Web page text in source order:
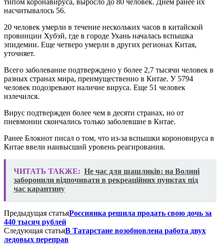
насчитывалось 56.
20 человек умерли в течение нескольких часов в китайской
провинции Хубэй, где в городе Ухань началась вспышка
эпидемии. Еще четверо умерли в других регионах Китая,
уточняет.
Всего заболевание подтверждено у более 2,7 тысячи человек в
разных странах мира, преимущественно в Китае. У 5794
человек подозревают наличие вируса. Еще 51 человек
излечился.
Вирус подтвержден более чем в десяти странах, но от
пневмонии скончались только заболевшие в Китае.
Ранее Блокнот писал о том, что из-за вспышки короновируса в
Китае ввели наивысший уровень реагирования.
ЧИТАТЬ ТАКЖЕ: Не час для шашликів: на Волині
заборонили відпочивати в рекреаційних пунктах під
час карантину
Предыдущая статьяРоссиянка решила продать свою дочь за
440 тысяч рублей
Следующая статьяВ Татарстане возобновлена работа двух
ледовых переправ